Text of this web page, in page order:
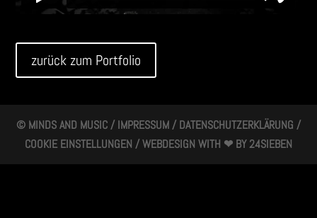
zurück zum Portfolio
© MINDS AND MUSIC /IMPRESSUM/DATENSCHUTZERKLÄRUNG /
COOKIE EINSTELLUNGEN / WEBDESIGN WITH ❤ BY24SIEBEN